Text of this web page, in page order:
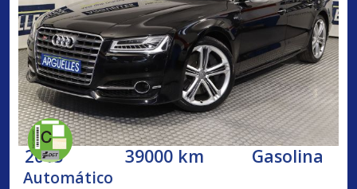
2015 39000 km Gasolina
Automático